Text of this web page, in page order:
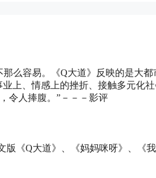
么容易。《Q大道》反映的是大都
上、情感上的挫折、接触多元化
令人捧腹。”－－－影评
版《Q大道》、《妈妈咪呀》、《